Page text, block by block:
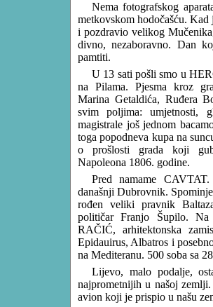
Nema fotografskog
metkovskom hodočašću.
i pozdravio velikog
divno, nezaboravno. Dan
pamtiti.
U 13 sati pošli smo u
na Pilama. Pjesma kroz
Marina Getaldića, Ruđera
svim poljima: umjetnosti,
magistrale još jednom
toga popodneva kupa na
o prošlosti grada koji
Napoleona 1806. godine.
Pred namame
današnji Dubrovnik.
rođen veliki pravnik
političar Franjo Šupilo.
RAČIĆ, arhitektonska
Epidauirus, Albatros i
na Mediteranu. 500 soba sa
Lijevo, malo podalje,
najprometnijih u našoj
avion koji je prispio u našu